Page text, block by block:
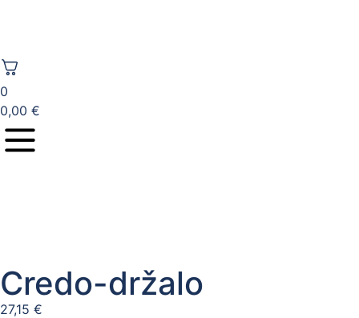
0
0,00 €
Credo-držalo
27,15 €